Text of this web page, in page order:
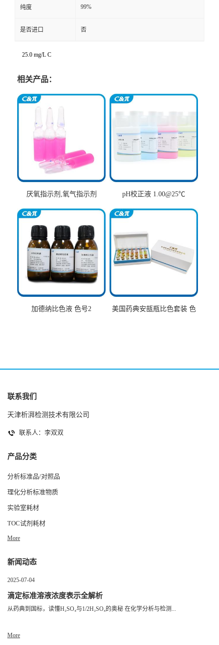
纯度 99%
是否进口 否
25.0 mg/L C
相关产品：
厌氧指示剂,氧气指示剂 pH校正液 1.00@25℃
加德纳比色液 色号2
美国药典安瓿瓶比色套装 色
联系我们
天津析湃检测技术有限公司
联系人：李双双
产品分类
分析标准品/对照品
理化分析标准物质
实验室耗材
TOC试剂耗材
More
新闻动态
2025-07-04
滴定标准溶液浓度表示全解析
从药典到国标，读懂H₂SO₄与1/2H₂SO₄的奥秘 在化学分析与检测...
More